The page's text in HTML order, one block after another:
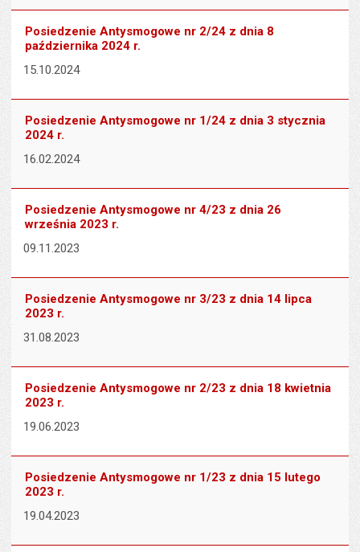
Posiedzenie Antysmogowe nr 2/24 z dnia 8
października 2024 r.
15.10.2024
Posiedzenie Antysmogowe nr 1/24 z dnia 3 stycznia
2024 r.
16.02.2024
Posiedzenie Antysmogowe nr 4/23 z dnia 26
września 2023 r.
09.11.2023
Posiedzenie Antysmogowe nr 3/23 z dnia 14 lipca
2023 r.
31.08.2023
Posiedzenie Antysmogowe nr 2/23 z dnia 18 kwietnia
2023 r.
19.06.2023
Posiedzenie Antysmogowe nr 1/23 z dnia 15 lutego
2023 r.
19.04.2023